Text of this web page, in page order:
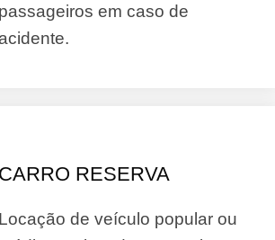
em caso de
RESERVA
de veículo popular ou